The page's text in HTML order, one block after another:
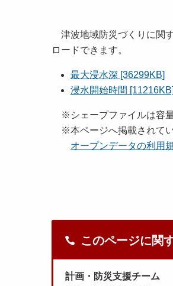
津波地域防災づくりに関
ロードできます。
最大浸水深 [36299KB]
浸水開始時間 [11216KB]
※シェープファイルは容量
※本ページへ掲載されてい
オープンデータの利用
このページに関
計画・防災支援チーム